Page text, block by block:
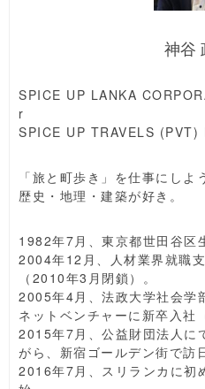
神谷
SPICE UP LANKA
r
SPICE UP TRAVELS
「旅と町歩き」を仕事にしよ
歴史・地理・建築が好き。
1982年7月、東京都世田谷区
2004年12月、人材業界就職
（2010年3月閉鎖）。
2005年4月、法政大学社会学
ネットベンチャーに新卒入社
2015年7月、公益財団法人に
がら、新宿ゴールデン街で訪
2016年7月、スリランカに初